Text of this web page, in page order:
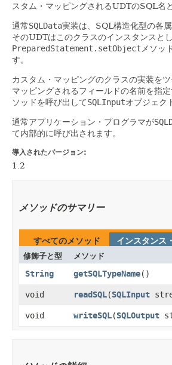
スタム・マッピングされるUDTのSQL名
通常SQLData実装は、SQL構造化型の各
そのUDTはこのクラスのインスタンスと
PreparedStatement.setObject メソッ
す。
カスタム・マッピングのクラスの実装を
マッピングされるフィールドの名前を指定
ソッドを呼び出してSQLInputオブジェク
通常アプリケーション・プログラマが
て内部的に呼び出されます。
導入されたバージョン:
1.2
メソッドのサマリー
すべてのメソッド インスタンス
修飾子と型 メソッド
String getSQLTypeName()
void readSQL​(SQLInput
void writeSQL​(SQLOutput